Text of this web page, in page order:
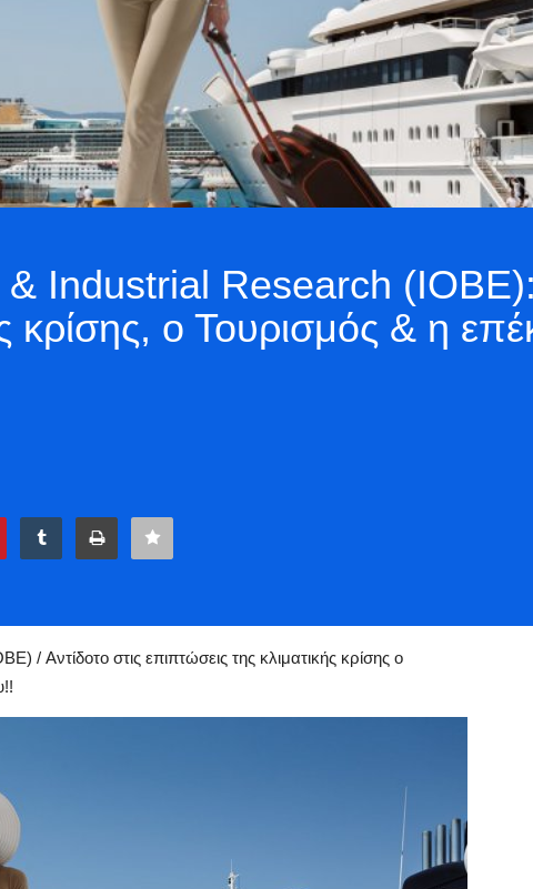
Industrial Research (IOBE):
κρίσης, ο Τουρισμός & η
Αντίδοτο στις επιπτώσεις της κλιματικής κρίσης ο